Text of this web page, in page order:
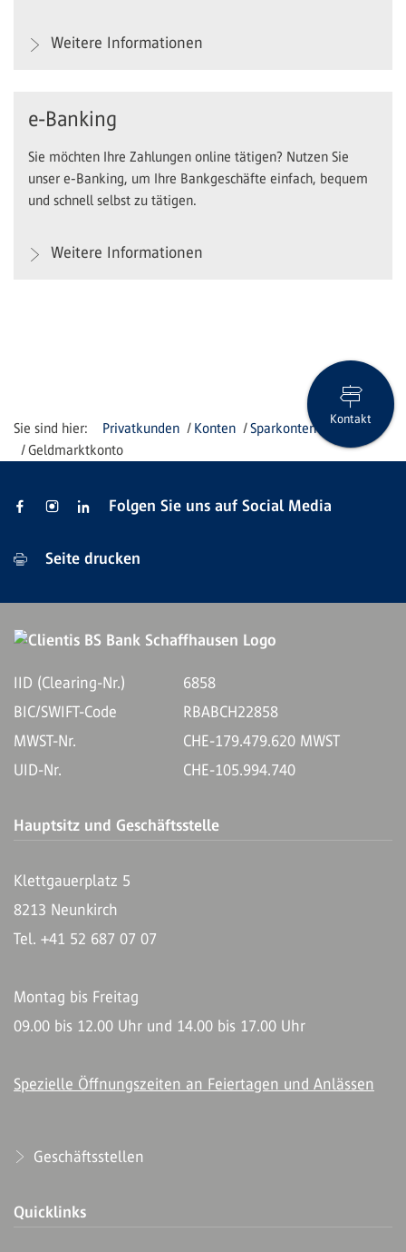
Weitere Informationen
e-Banking
Sie möchten Ihre Zahlungen online tätigen? Nutzen Sie
unser e-Banking, um Ihre Bankgeschäfte einfach, bequem
und schnell selbst zu tätigen.
Weitere Informationen
Privatkunden Konten
Sparkonten
Geldmarktkonto
Kontakt
Folgen Sie uns auf Social Media
Seite drucken
IID (Clearing-Nr.)
6858
BIC/SWIFT-Code
RBABCH22858
MWST-Nr.
CHE-179.479.620 MWST
UID-Nr.
CHE-105.994.740
Hauptsitz und Geschäftsstelle
Klettgauerplatz 5
8213 Neunkirch
Tel. +41 52 687 07 07
Montag bis Freitag
09.00 bis 12.00 Uhr und 14.00 bis 17.00 Uhr
Spezielle Öffnungszeiten an Feiertagen und Anlässen
Geschäftsstellen
Quicklinks